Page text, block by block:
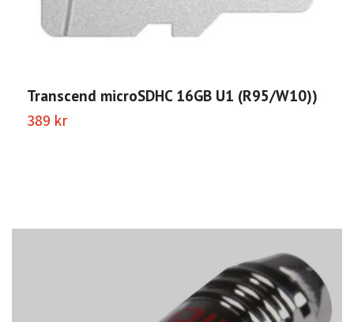
Transcend microSDHC 16GB U1 (R95/W10))
389 kr